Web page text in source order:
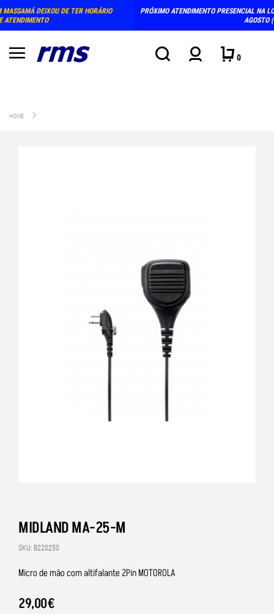
PRÓXIMO ATENDIMENTO PRESENCIAL NA LOJA: TERÇA E QUINTA-FEIRA,
0
HOME
MIDLAND MA-25-M
SKU: B220250
Micro de mão com altifalante 2Pin MOTOROLA
29,00€